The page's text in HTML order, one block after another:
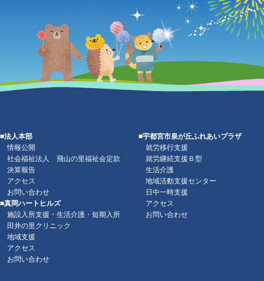
■法人本部
情報公開
社会福祉法人 飛山の里福祉会定款
決算報告
アクセス
お問い合わせ
■真岡ハートヒルズ
施設入所支援・生活介護・短期入所
田井の里クリニック
地域支援
アクセス
お問い合わせ
■宇都宮市泉が丘ふれあいプラザ
就労移行支援
就労継続支援Ｂ型
生活介護
地域活動支援センター
日中一時支援
アクセス
お問い合わせ